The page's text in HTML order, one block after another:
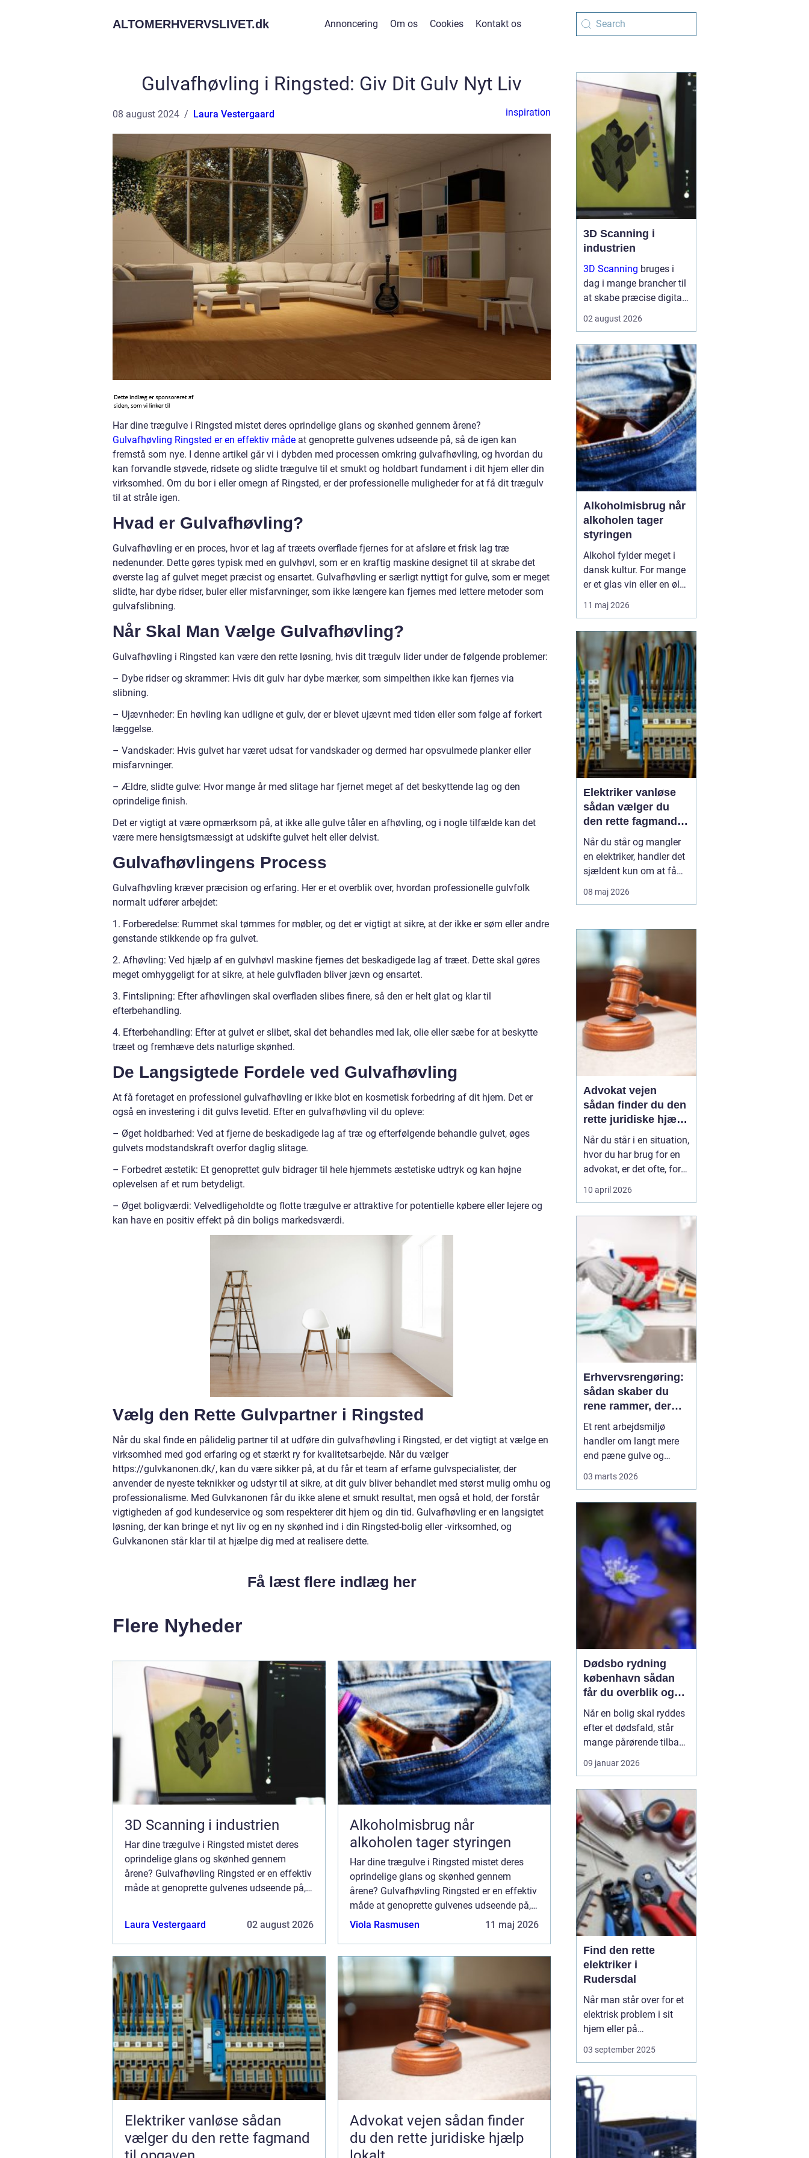
ALTOMERHVERVSLIVET.dk Annoncering Om os Cookies Kontakt os
Gulvafhøvling i Ringsted: Giv Dit Gulv Nyt Liv
08 august 2024 Laura Vestergaard inspiration
Har dine trægulve i Ringsted mistet deres oprindelige glans og skønhed gennem årene?
Gulvafhøvling Ringsted er en effektiv måde at genoprette gulvenes udseende på, så de igen kan
fremstå som nye. I denne artikel går vi i dybden med processen omkring gulvafhøvling, og hvordan du
kan forvandle støvede, ridsete og slidte trægulve til et smukt og holdbart fundament i dit hjem eller din
virksomhed. Om du bor i eller omegn af Ringsted, er der professionelle muligheder for at få dit trægulv
til at stråle igen.
Hvad er Gulvafhøvling?
Gulvafhøvling er en proces, hvor et lag af træets overflade fjernes for at afsløre et frisk lag træ
nedenunder. Dette gøres typisk med en gulvhøvl, som er en kraftig maskine designet til at skrabe det
øverste lag af gulvet meget præcist og ensartet. Gulvafhøvling er særligt nyttigt for gulve, som er meget
slidte, har dybe ridser, buler eller misfarvninger, som ikke længere kan fjernes med lettere metoder som
gulvafslibning.
Når Skal Man Vælge Gulvafhøvling?
Gulvafhøvling i Ringsted kan være den rette løsning, hvis dit trægulv lider under de følgende problemer:
– Dybe ridser og skrammer: Hvis dit gulv har dybe mærker, som simpelthen ikke kan fjernes via
slibning.
– Ujævnheder: En høvling kan udligne et gulv, der er blevet ujævnt med tiden eller som følge af forkert
læggelse.
– Vandskader: Hvis gulvet har været udsat for vandskader og dermed har opsvulmede planker eller
misfarvninger.
– Ældre, slidte gulve: Hvor mange år med slitage har fjernet meget af det beskyttende lag og den
oprindelige finish.
Det er vigtigt at være opmærksom på, at ikke alle gulve tåler en afhøvling, og i nogle tilfælde kan det
være mere hensigtsmæssigt at udskifte gulvet helt eller delvist.
Gulvafhøvlingens Process
Gulvafhøvling kræver præcision og erfaring. Her er et overblik over, hvordan professionelle gulvfolk
normalt udfører arbejdet:
1. Forberedelse: Rummet skal tømmes for møbler, og det er vigtigt at sikre, at der ikke er søm eller andre
genstande stikkende op fra gulvet.
2. Afhøvling: Ved hjælp af en gulvhøvl maskine fjernes det beskadigede lag af træet. Dette skal gøres
meget omhyggeligt for at sikre, at hele gulvfladen bliver jævn og ensartet.
3. Fintslipning: Efter afhøvlingen skal overfladen slibes finere, så den er helt glat og klar til
efterbehandling.
4. Efterbehandling: Efter at gulvet er slibet, skal det behandles med lak, olie eller sæbe for at beskytte
træet og fremhæve dets naturlige skønhed.
De Langsigtede Fordele ved Gulvafhøvling
At få foretaget en professionel gulvafhøvling er ikke blot en kosmetisk forbedring af dit hjem. Det er
også en investering i dit gulvs levetid. Efter en gulvafhøvling vil du opleve:
– Øget holdbarhed: Ved at fjerne de beskadigede lag af træ og efterfølgende behandle gulvet, øges
gulvets modstandskraft overfor daglig slitage.
– Forbedret æstetik: Et genoprettet gulv bidrager til hele hjemmets æstetiske udtryk og kan højne
oplevelsen af et rum betydeligt.
– Øget boligværdi: Velvedligeholdte og flotte trægulve er attraktive for potentielle købere eller lejere og
kan have en positiv effekt på din boligs markedsværdi.
Vælg den Rette Gulvpartner i Ringsted
Når du skal finde en pålidelig partner til at udføre din gulvafhøvling i Ringsted, er det vigtigt at vælge en
virksomhed med god erfaring og et stærkt ry for kvalitetsarbejde. Når du vælger
https://gulvkanonen.dk/, kan du være sikker på, at du får et team af erfarne gulvspecialister, der
anvender de nyeste teknikker og udstyr til at sikre, at dit gulv bliver behandlet med størst mulig omhu og
professionalisme. Med Gulvkanonen får du ikke alene et smukt resultat, men også et hold, der forstår
vigtigheden af god kundeservice og som respekterer dit hjem og din tid. Gulvafhøvling er en langsigtet
løsning, der kan bringe et nyt liv og en ny skønhed ind i din Ringsted-bolig eller -virksomhed, og
Gulvkanonen står klar til at hjælpe dig med at realisere dette.
Få læst flere indlæg her
Flere Nyheder
3D Scanning i industrien
Har dine trægulve i Ringsted mistet deres
oprindelige glans og skønhed gennem
årene? Gulvafhøvling Ringsted er en effektiv
måde at genoprette gulvenes udseende på,
Laura Vestergaard
02 august 2026
Alkoholmisbrug når
alkoholen tager styringen
Har dine trægulve i Ringsted mistet deres
oprindelige glans og skønhed gennem
årene? Gulvafhøvling Ringsted er en effektiv
måde at genoprette gulvenes udseende på,
så de igen kan fremstå som nye. I de...
Viola Rasmusen 11 maj 2026
Elektriker vanløse sådan
vælger du den rette fagmand
Advokat vejen sådan finder
du den rette juridiske hjælp
3D Scanning i
industrien
3D Scanning bruges i
dag i mange brancher til
at skabe præcise digitale
omgivelser, produkter og
gør det muligt at arbejde
hurtigere, mere ...
02 august 2026
Alkoholmisbrug når
alkoholen tager
styringen
Alkohol fylder meget i
dansk kultur. For mange
er et glas vin eller en øl
forbundet med hygge,
fællesskab og
nogle glider forbruget
stille og roligt over i
alkoholmisbru...
11 maj 2026
Elektriker vanløse
sådan vælger du
den rette fagmand
til opgaven
Når du står og mangler
en elektriker, handler det
sjældent kun om at få
skiftet en stikkontakt.
Ofte er der også
lovkrav og langsigtede
løsninger på spil. I
Vanløse, hvor mange
boliger er ældre
ejendomme blandet med
nyere bygg...
08 maj 2026
Advokat vejen
sådan finder du den
rette juridiske hjælp
lokalt
Når du står i en situation,
hvor du har brug for en
advokat, er det ofte, fordi
livet har ændret sig på
en måde, du ikke selv
efter en pårørende eller
køb og salg af bolig. I de
si...
10 april 2026
Erhvervsrengøring:
sådan skaber du
rene rammer, der
kan mærkes på
bundlinjen
Et rent arbejdsmiljø
handler om langt mere
end pæne gulve og
førstehåndsindtryk og i
sidste ende
virksomhedens
omdømme. Når ...
03 marts 2026
Dødsbo rydning
københavn sådan
får du overblik og
professionel hjælp
Når en bolig skal ryddes
efter et dødsfald, står
mange pårørende tilbage
med en stor praktisk
opgave oven i sorgen.
personlige ejendele og
måske et helt livs
samling af ting, som
skal gennemgås,
fordeles, sælges eller
bortskaf...
09 januar 2026
Find den rette
elektriker i
Rudersdal
Når man står over for et
elektrisk problem i sit
hjem eller på
arbejdspladsen, er det
ofte nødvendigt med
Elektriker Rudersdal er
søgeordet, der samler
opmærksomheden
omkring behovet for...
03 september 2025